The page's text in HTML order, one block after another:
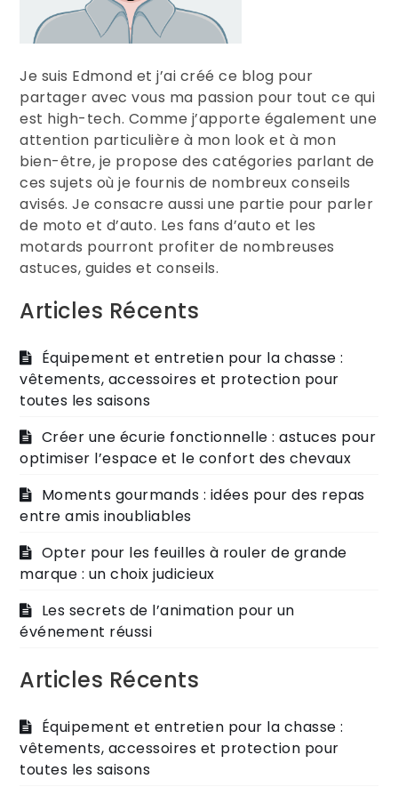
Je suis Edmond et j’ai créé ce blog pour
partager avec vous ma passion pour tout ce qui
est high-tech. Comme j’apporte également une
attention particulière à mon look et à mon
bien-être, je propose des catégories parlant de
ces sujets où je fournis de nombreux conseils
avisés. Je consacre aussi une partie pour parler
de moto et d’auto. Les fans d’auto et les
motards pourront profiter de nombreuses
astuces, guides et conseils.
Articles Récents
Équipement et entretien pour la chasse :
vêtements, accessoires et protection pour
toutes les saisons
Créer une écurie fonctionnelle : astuces pour
optimiser l’espace et le confort des chevaux
Moments gourmands : idées pour des repas
entre amis inoubliables
Opter pour les feuilles à rouler de grande
marque : un choix judicieux
Les secrets de l’animation pour un
événement réussi
Articles Récents
Équipement et entretien pour la chasse :
vêtements, accessoires et protection pour
toutes les saisons